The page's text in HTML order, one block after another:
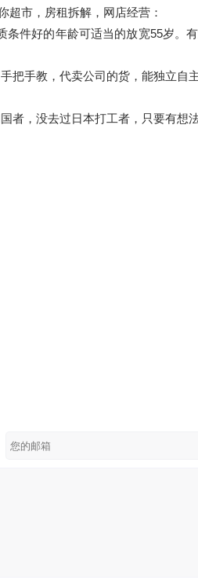
超市，房租拆解，网店经营：
件好的年龄可适当的放宽55岁。
把手教，代卖公司的货，能独立自
，没去过日本打工者，只要有想